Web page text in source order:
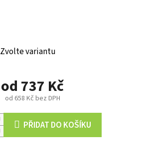
Zvolte variantu
od 737 Kč
od 658 Kč bez DPH
Měrná
cena:
PŘIDAT DO KOŠÍKU